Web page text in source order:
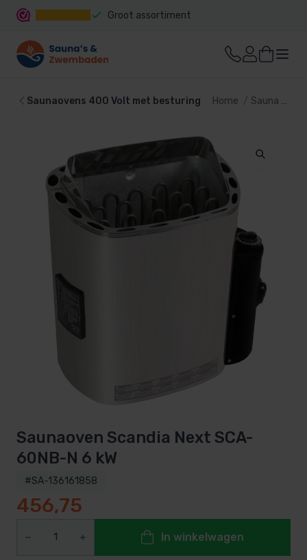
Groot assortiment
Saunaovens 400 Volt met besturing Home Sauna
Saunaoven Scandia Next SCA-
60NB-N 6 kW
#SA-136161858
456,75
In winkelwagen